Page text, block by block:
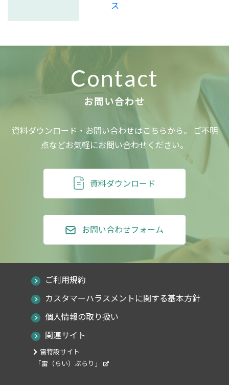
ス
Contact
資料ダウンロード・お問い合わせはこちらから。
ご不明
点などお気軽にお問い合わせください。
資料ダウンロード
お問い合わせフォーム
ご利用規約
カスタマーハラスメントに関する基本方針
個人情報の取り扱い
関連サイト
雷特設サイト
「雷（らい）ぶらり」